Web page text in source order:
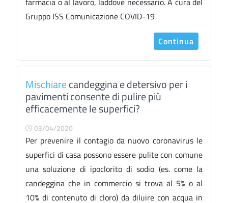
Gruppo ISS Comunicazione COVID-19
Continua
Mischiarecandeggina e detersivo per i
pavimenti consente di pulire più
efficacemente le superfici?
03/04/2020
Per prevenire il contagio da nuovo coronavirus le
superfici di casa possono essere pulite con comune
una soluzione di ipoclorito di sodio (es. come la
candeggina che in commercio si trova al 5% o al
10% di contenuto di cloro) da diluire con acqua in